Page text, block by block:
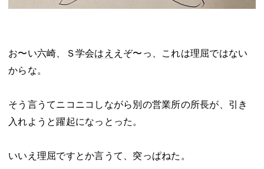
お〜い六崎、Ｓ学会はえ えぞ〜っ、これは理屈ではない
からな。
そう言うてニコニコしながら別の営業所の所長が、引き
入れようと躍起になっとった。
いいえ理屈ですとか言うて、突っぱねた。